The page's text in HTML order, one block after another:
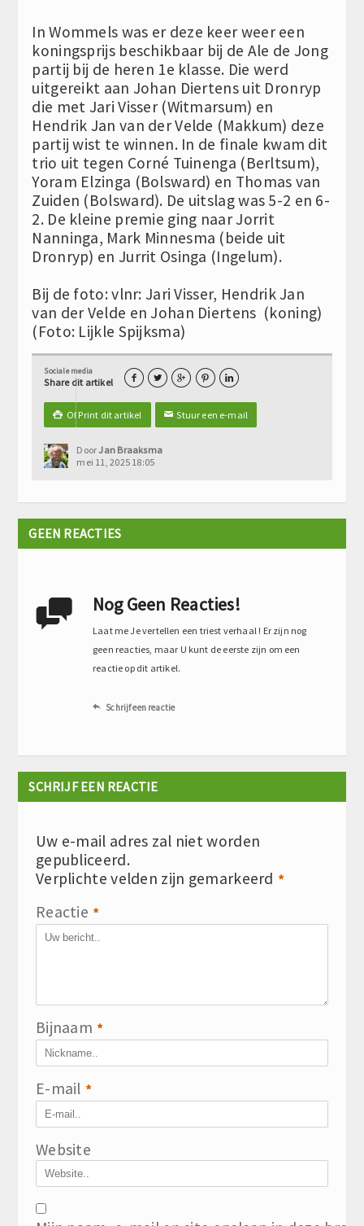
In Wommels was er deze keer weer een
koningsprijs beschikbaar bij de Ale de Jong
partij bij de heren 1e klasse. Die werd
uitgereikt aan Johan Diertens uit Dronryp
die met Jari Visser (Witmarsum) en
Hendrik Jan van der Velde (Makkum) deze
partij wist te winnen. In de finale kwam dit
trio uit tegen Corné Tuinenga (Berltsum),
Yoram Elzinga (Bolsward) en Thomas van
Zuiden (Bolsward). De uitslag was 5-2 en 6-
2. De kleine premie ging naar Jorrit
Nanninga, Mark Minnesma (beide uit
Dronryp) en Jurrit Osinga (Ingelum).
Bij de foto: vlnr: Jari Visser, Hendrik Jan
van der Velde en Johan Diertens (koning)
(Foto: Lijkle Spijksma)
Sociale media
Share dit artikel     
 Of Print dit artikel ✉Stuur een e-mail
DoorJan Braaksma
mei 11, 2025 18:05
GEEN REACTIES
 Nog Geen Reacties!
Laat me Je vertellen een triest verhaal ! Er zijn nog
geen reacties, maar U kunt de eerste zijn om een
reactie op dit artikel.
 Schrijf een reactie
SCHRIJF EEN REACTIE
Uw e-mail adres zal niet worden
gepubliceerd.
Verplichte velden zijn gemarkeerd *
Reactie *
Bijnaam *
E-mail *
Website